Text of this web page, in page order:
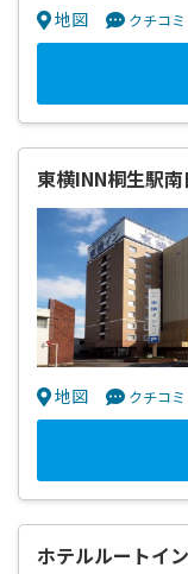
地図 クチコミ
東横INN桐生駅南
地図 クチコミ
ホテルルートイ